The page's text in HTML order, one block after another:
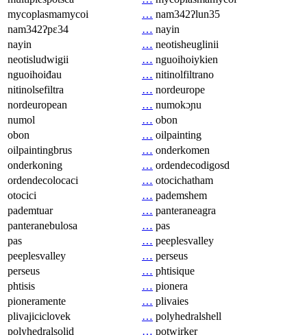
mycoplasmamycoi
… nam342ʔlun35
nam342ʔpɛ34
… nayin
nayin
… neotisheuglinii
neotisludwigii
… nguoihoiykien
nguoihoiđau
… nitinolfiltrano
nitinolsefiltra
… nordeurope
nordeuropean
… numokɔɲu
numol
… obon
obon
… oilpainting
oilpaintingbrus
… onderkomen
onderkoning
… ordendecodigosd
ordendecolocaci
… otocichatham
otocici
… pademshem
pademtuar
… panteraneagra
panteranebulosa
… pas
pas
… peeplesvalley
peeplesvalley
… perseus
perseus
… phtisique
phtisis
… pionera
pioneramente
… plivaies
plivajiciclovek
… polyhedralshell
polyhedralsolid
… potwirker